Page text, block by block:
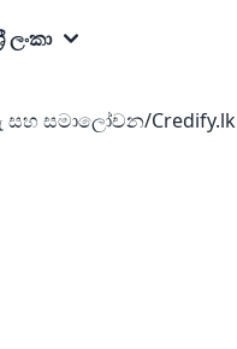
ලංකා
සහ සමාලෝචන/Credify.lk